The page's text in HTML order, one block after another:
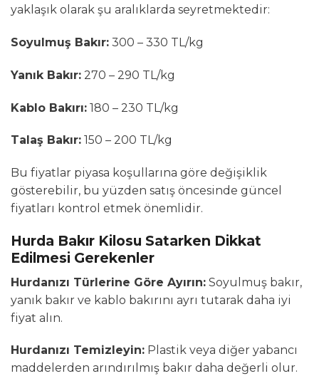
yaklaşık olarak şu aralıklarda seyretmektedir:
Soyulmuş Bakır: 300 – 330 TL/kg
Yanık Bakır: 270 – 290 TL/kg
Kablo Bakırı: 180 – 230 TL/kg
Talaş Bakır: 150 – 200 TL/kg
Bu fiyatlar piyasa koşullarına göre değişiklik
gösterebilir, bu yüzden satış öncesinde güncel
fiyatları kontrol etmek önemlidir.
Hurda Bakır Kilosu Satarken Dikkat
Edilmesi Gerekenler
Hurdanızı Türlerine Göre Ayırın: Soyulmuş bakır,
yanık bakır ve kablo bakırını ayrı tutarak daha iyi
fiyat alın.
Hurdanızı Temizleyin: Plastik veya diğer yabancı
maddelerden arındırılmış bakır daha değerli olur.